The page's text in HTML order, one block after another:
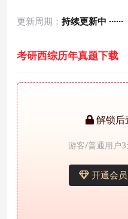
更新周期： 持续更新中 ······
考研西综历年真题下载
解锁后
游客/普通用户
开通会员